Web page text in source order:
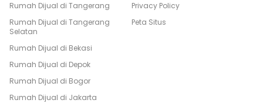
Rumah Dijual di Tangerang
Rumah Dijual di Tangerang
Selatan
Rumah Dijual di Bekasi
Rumah Dijual di Depok
Rumah Dijual di Bogor
Rumah Dijual di Jakarta
Privacy Policy
Peta Situs